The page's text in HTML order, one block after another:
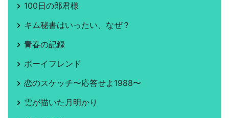
100日の郎君様
キム秘書はいったい、なぜ？
青春の記録
ボーイフレンド
恋のスケッチ〜応答せよ1988〜
雲が描いた月明かり